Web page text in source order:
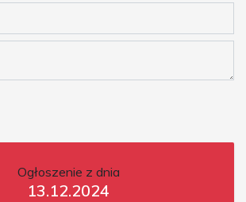
Ogłoszenie z dnia
13.12.2024